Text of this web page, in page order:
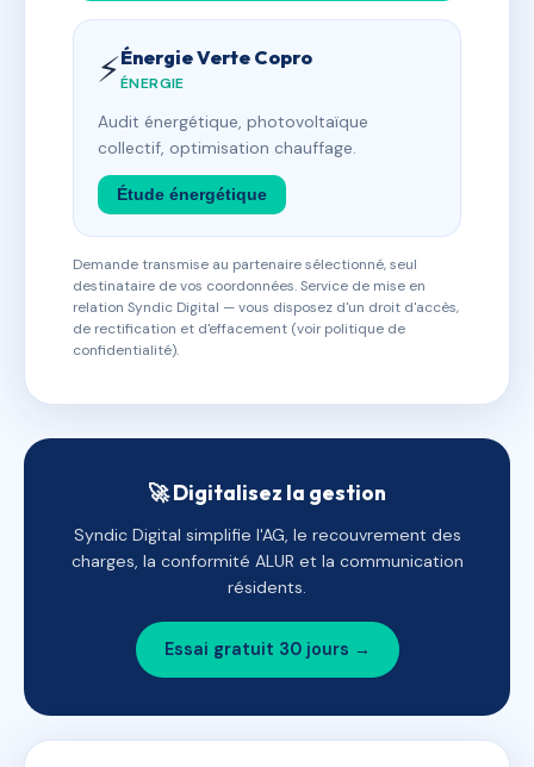
⚡Énergie Verte Copro
ÉNERGIE
Audit énergétique, photovoltaïque
collectif, optimisation chauffage.
Étude énergétique
Demande transmise au partenaire sélectionné, seul
destinataire de vos coordonnées. Service de mise en
relation Syndic Digital — vous disposez d'un droit d'accès,
de rectification et d'effacement (voir politique de
confidentialité).
🚀 Digitalisez la gestion
Syndic Digital simplifie l'AG, le recouvrement des
charges, la conformité ALUR et la communication
résidents.
Essai gratuit 30 jours →